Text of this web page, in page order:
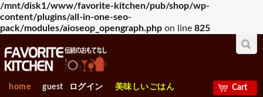
/mnt/disk1/www/favorite-kitchen/pub/shop/wp-
content/plugins/all-in-one-seo-
pack/modules/aioseop_opengraph.php on line 825
home guest ログイン
美味しいごはん
Cart